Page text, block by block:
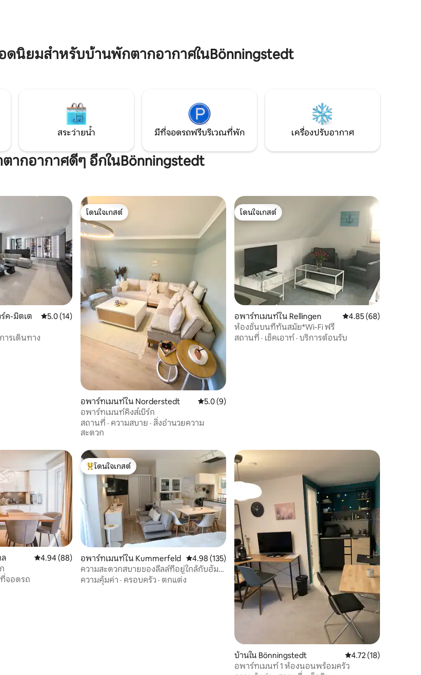
ทางไปสนามบิน: 10 กม. เช็คอิน: ตั้งแต่ 13:00
น. เช็คอินก่อนเวลา/ช้ากว่ากำหนดได้
ดนิยมสำหรับบ้านพักตากอากาศในBönningstedt
สระว่ายน้ำ มีที่จอดรถฟรีบริเวณที่พัก เครื่องปรับอากาศ
ากอากาศดีๆ อีกในBönningstedt
ค-มิตเต คะแนนเฉลี่ย 5.0 จาก 5, 14 รีวิว
5.0 (14)
การเดินทาง
โดนใจเกสต์
โดนใจเกสต์
อพาร์ทเมนท์ใน Norderstedt คะแนนเฉลี่ย 5.0 จาก 5, 9 รีวิว
5.0 (9)
อพาร์ทเมนท์คิงส์เบิร์ก
สถานที่ · ความสบาย · สิ่งอำนวยความ
สะดวก
โดนใจเกสต์
โดนใจเกสต์
อพาร์ทเมนท์ใน Rellingen คะแนนเฉลี่ย 4.85 จาก
4.85 (68)
ห้องชั้นบนที่ทันสมัย*Wi-Fi ฟรี
สถานที่ · เช็คเอาท์ · บริการต้อนรับ
ล คะแนนเฉลี่ย 4.94 จาก 5, 88 รีวิว
4.94 (88)
ที่จอดรถ
โดนใจเกสต์ที่สุด
โดนใจเกสต์
อพาร์ทเมนท์ใน Kummerfeld คะแนนเฉลี่ย 4.98 จาก 5, 135 รีวิว
4.98 (135)
ความสะดวกสบายของลีลล์ที่อยู่ใกล้กับฮัม
บูร์ก
ความคุ้มค่า · ครอบครัว · ตกแต่ง
บ้านใน Bönningstedt คะแนนเฉลี่ย 4.72 จาก
4.72 (18)
อพาร์ทเมนท์ 1 ห้องนอนพร้อมครัว